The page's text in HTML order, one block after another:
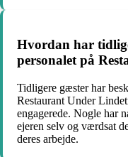
Hvordan har
personalet på
Tidligere gæster har
Restaurant Under
engagerede. Nogle har
ejeren selv og værdsat
deres arbejde.